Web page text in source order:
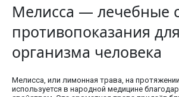
Мелисса — лечебные
противопоказания для
организма человека
Мелисса, или лимонная трава, на
используется в народной медицине